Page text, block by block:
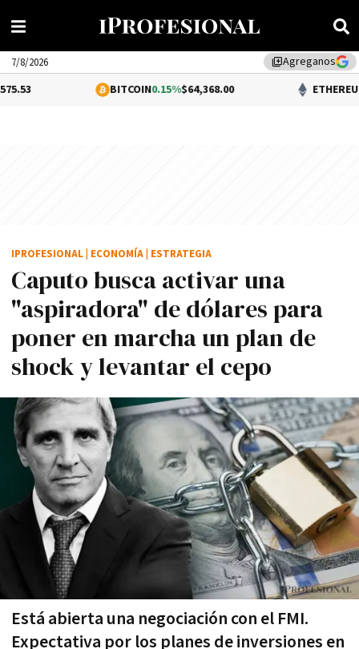
library_addAgreganos
7/8/2026
0.15%$64,368.00 ETHEREUM0.31%
Caputo busca activar una
"aspiradora" de dólares para
poner en marcha un plan de
shock y levantar el cepo
Está abierta una negociación con el FMI.
Expectativa por los planes de inversiones en
IPROFESIONAL ECONOMÍA ESTRATEGIA